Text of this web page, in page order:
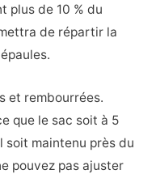
plus de 10 % du
de répartir la
et rembourrées.
que le sac soit à 5
soit maintenu près du
pouvez pas ajuster